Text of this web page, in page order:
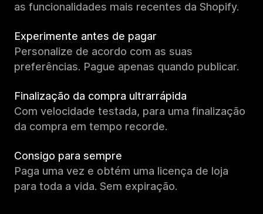
as funcionalidades mais recentes da Shopify.
Experimente antes de pagar
Personalize de acordo com as suas
preferências. Pague apenas quando publicar.
Finalização da compra ultrarrápida
Com velocidade testada, para uma finalização
da compra em tempo recorde.
Consigo para sempre
Paga uma vez e obtém uma licença de loja
para toda a vida. Sem expiração.